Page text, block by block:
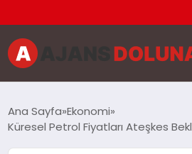
Ana Sayfa Ekonomi
Küresel Petrol Fiyatları Ateşkes